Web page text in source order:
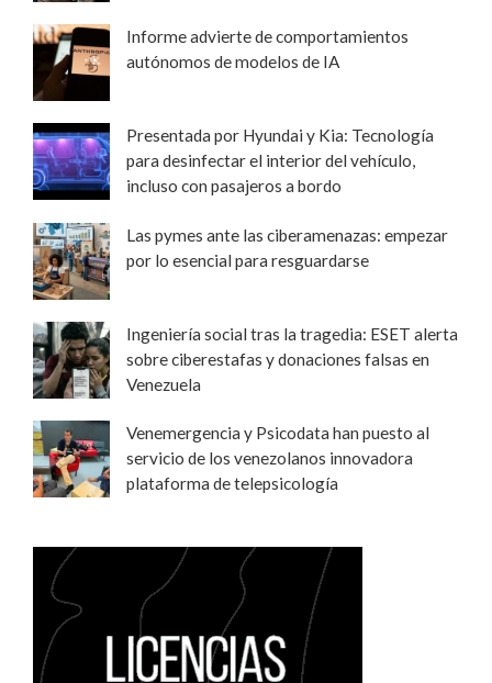
Informe advierte de comportamientos
autónomos de modelos de IA
Presentada por Hyundai y Kia: Tecnología
para desinfectar el interior del vehículo,
incluso con pasajeros a bordo
Las pymes ante las ciberamenazas: empezar
por lo esencial para resguardarse
Ingeniería social tras la tragedia: ESET alerta
sobre ciberestafas y donaciones falsas en
Venezuela
Venemergencia y Psicodata han puesto al
servicio de los venezolanos innovadora
plataforma de telepsicología